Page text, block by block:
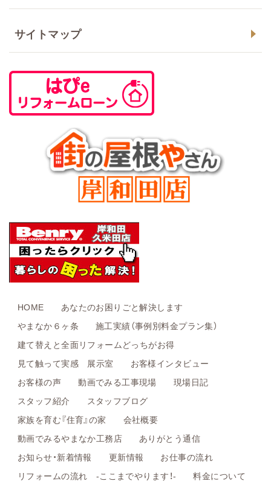
サイトマップ
HOME
あなたのお困りごと解決します
やまなか６ヶ条
施工実績（事例別料金プラン集）
建て替えと全面リフォームどっちがお得
見て触って実感 展示室
お客様インタビュー
お客様の声
動画でみる工事現場
現場日記
スタッフ紹介
スタッフブログ
家族を育む『住育』の家
会社概要
動画でみるやまなか工務店
ありがとう通信
お知らせ・新着情報
更新情報
お仕事の流れ
リフォームの流れ -ここまでやります！-
料金について